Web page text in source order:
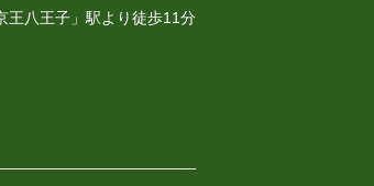
王八王子」駅より徒歩11分